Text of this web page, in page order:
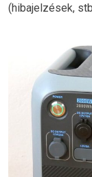
(hibajelzések,